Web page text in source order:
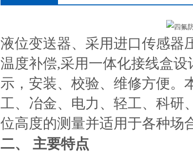
液位变送器、采用进口传感器
温度补偿,采用一体化接线盒
示，安装、校验、维修方便。
工、冶金、电力、轻工、科研
位高度的测量并适用于各种场
二、
主要特点